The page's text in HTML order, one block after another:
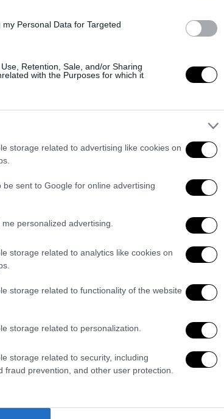
Personal Data for Targeted
Retention, Sale, and/or Sharing
with the Purposes for which it
storage related to advertising like cookies on
sent to Google for online advertising
personalized advertising.
storage related to analytics like cookies on
storage related to functionality of the website
storage related to personalization.
storage related to security, including
fraud prevention, and other user protection.
«La
Allerta